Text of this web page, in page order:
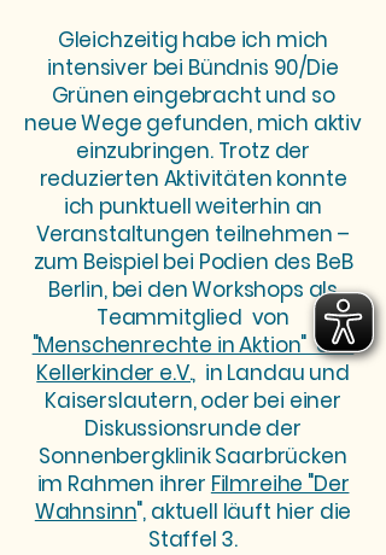
Gleichzeitig habe ich mich
intensiver bei Bündnis 90/Die
Grünen eingebracht und so
neue Wege gefunden, mich aktiv
einzubringen. Trotz der
reduzierten Aktivitäten konnte
ich punktuell weiterhin an
Veranstaltungen teilnehmen –
zum Beispiel bei Podien des BeB
Berlin, bei den Workshops als
Teammitglied von
"Menschenrechte in Aktion" des
Kellerkinder e.V., in Landau und
Kaiserslautern, oder bei einer
Diskussionsrunde der
Sonnenbergklinik Saarbrücken
im Rahmen ihrer Filmreihe "Der
Wahnsinn", aktuell läuft hier die
Staffel 3.